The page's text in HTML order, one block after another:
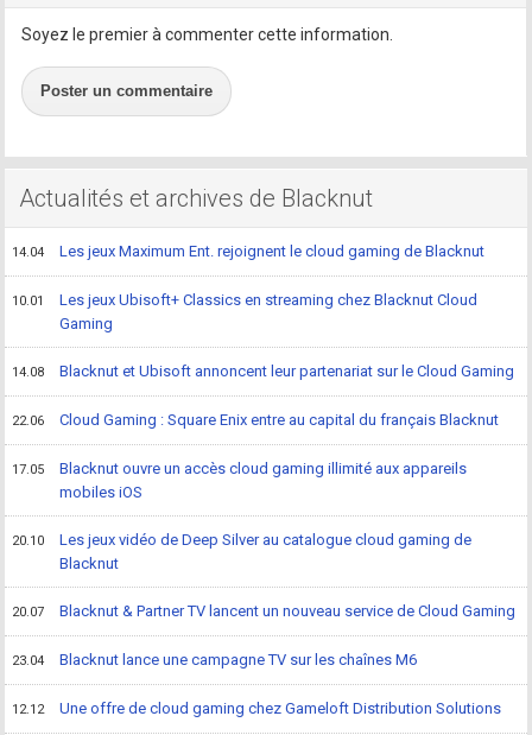
Soyez le premier à commenter cette information.
Poster un commentaire
Actualités et archives de Blacknut
14.04 Les jeux Maximum Ent. rejoignent le cloud gaming de Blacknut
10.01
Les jeux Ubisoft+ Classics en streaming chez Blacknut Cloud
Gaming
14.08 Blacknut et Ubisoft annoncent leur partenariat sur le Cloud Gaming
22.06 Cloud Gaming : Square Enix entre au capital du français Blacknut
17.05
Blacknut ouvre un accès cloud gaming illimité aux appareils
mobiles iOS
20.10
Les jeux vidéo de Deep Silver au catalogue cloud gaming de
Blacknut
20.07 Blacknut & Partner TV lancent un nouveau service de Cloud Gaming
23.04 Blacknut lance une campagne TV sur les chaînes M6
12.12 Une offre de cloud gaming chez Gameloft Distribution Solutions